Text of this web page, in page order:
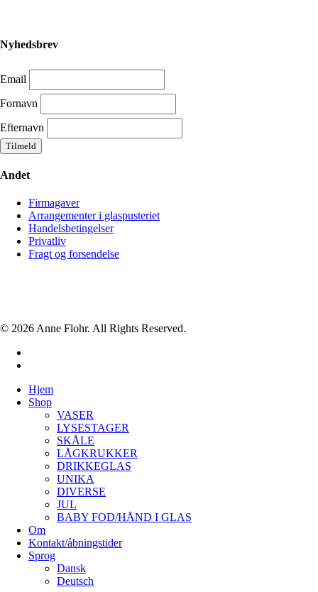
Nyhedsbrev
Email
Fornavn
Efternavn
Andet
Firmagaver
Arrangementer i glaspusteriet
Handelsbetingelser
Privatliv
Fragt og forsendelse
© 2026 Anne Flohr. All Rights Reserved.
Close
Menu
Hjem
Shop
VASER
LYSESTAGER
SKÅLE
LÅGKRUKKER
DRIKKEGLAS
UNIKA
DIVERSE
JUL
BABY FOD/HÅND I GLAS
Om
Kontakt/åbningstider
Sprog
Dansk
Deutsch